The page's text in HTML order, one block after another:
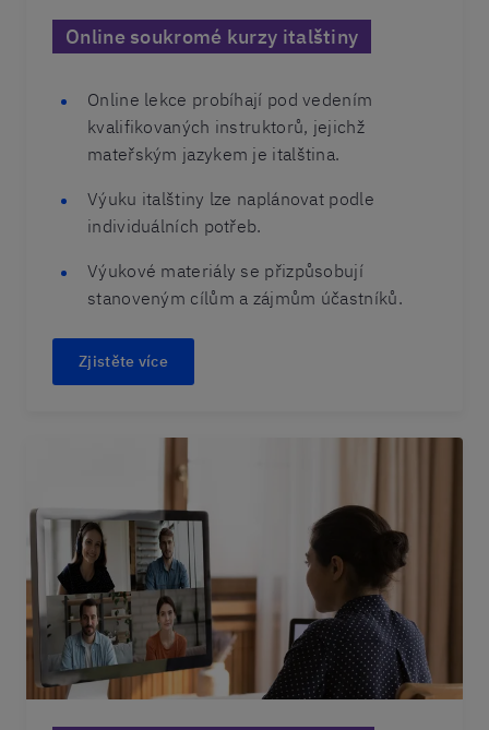
Online soukromé kurzy italštiny
Online lekce probíhají pod vedením
kvalifikovaných instruktorů, jejichž
mateřským jazykem je italština.
Výuku italštiny lze naplánovat podle
individuálních potřeb.
Výukové materiály se přizpůsobují
stanoveným cílům a zájmům účastníků.
Zjistěte více